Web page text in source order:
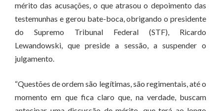
mérito das acusações, o que atrasou o depoimento das
testemunhas e gerou bate-boca, obrigando o presidente
do Supremo Tribunal Federal (STF), Ricardo
Lewandowski, que preside a sessão, a suspender o
julgamento.
“Questões de ordem são legítimas, são regimentais, até o
momento em que fica claro que, na verdade, buscam